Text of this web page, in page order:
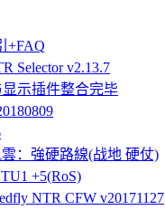
+FAQ
Selector v2.13.7
示插件整合完毕
：強硬路線(战地 硬仗)
+5(RoS)
NTR CFW v20171127